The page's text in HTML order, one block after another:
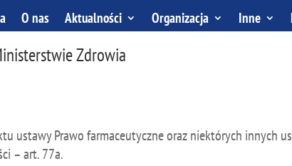
O nas Aktualności Organizacja Inne
Zdrowia
ustawy Prawo farmaceutyczne oraz niektórych innych
– art. 77a.